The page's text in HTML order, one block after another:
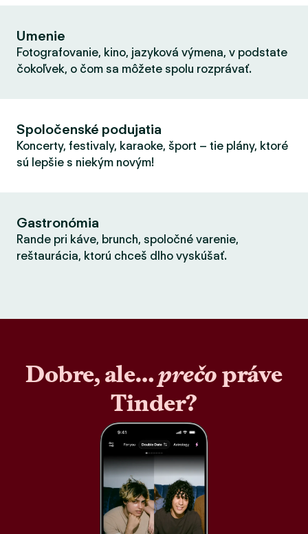
Umenie
Fotografovanie, kino, jazyková výmena, v podstate
čokoľvek, o čom sa môžete spolu rozprávať.
Spoločenské podujatia
Koncerty, festivaly, karaoke, šport – tie plány, ktoré
sú lepšie s niekým novým!
Gastronómia
Rande pri káve, brunch, spoločné varenie,
reštaurácia, ktorú chceš dlho vyskúšať.
Dobre, ale…prečopráve
Tinder?